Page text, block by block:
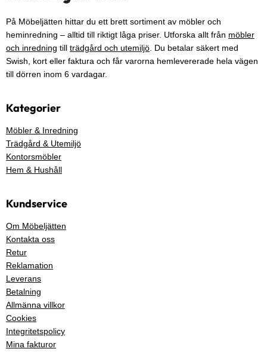
På Möbeljätten hittar du ett brett sortiment av möbler och
heminredning – alltid till riktigt låga priser. Utforska allt från möbler
och inredning till trädgård och utemiljö . Du betalar säkert med
Swish, kort eller faktura och får varorna hemlevererade hela vägen
till dörren inom 6 vardagar.
Kategorier
Möbler & Inredning
Trädgård & Utemiljö
Kontorsmöbler
Hem & Hushåll
Kundservice
Om Möbeljätten
Kontakta oss
Retur
Reklamation
Leverans
Betalning
Allmänna villkor
Cookies
Integritetspolicy
Mina fakturor